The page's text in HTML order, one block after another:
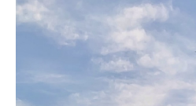
サポーター会員一
会社概要 お問
会員規約
2. 管理者が建設資料館WEB上で随
一部を構成するものとします。
第2条（規約の変更）
本規約は、会員の了承を得ること
あります。変更内容は、建設資料